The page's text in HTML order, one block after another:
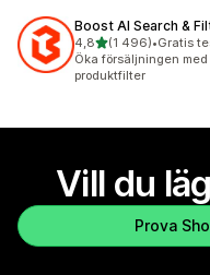
Boost AI Search &
4,8av 5 stjärnor
(1 496)
1496 recensioner
•Gratis
Öka försäljningen
produktfilter
Vill du
Prova